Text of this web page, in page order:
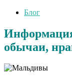
Блог
обычаи,